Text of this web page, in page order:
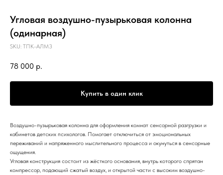
Угловая воздушно-пузырьковая колонна
(одинарная)
SKU: ТПК-АЛМ3
78 000 р.
Купить в один клик
Воздушно-пузырьковая колонна для оформления комнат сенсорной разгрузки и
кабинетов детских психологов. Помогает отключиться от эмоциональных
переживаний и напряженного мыслительного процесса и окунуться в сенсорные
ощущения.
Угловая конструкция состоит из жёсткого основания, внутрь которого спрятан
компрессор, подающий сжатый воздух, и открытой части с высоким воздушно-